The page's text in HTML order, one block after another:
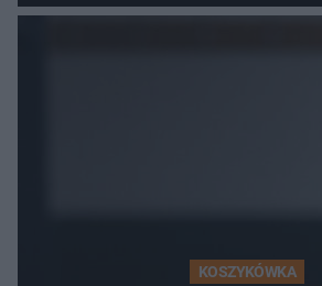
popłochu
KOSZYKÓWKA